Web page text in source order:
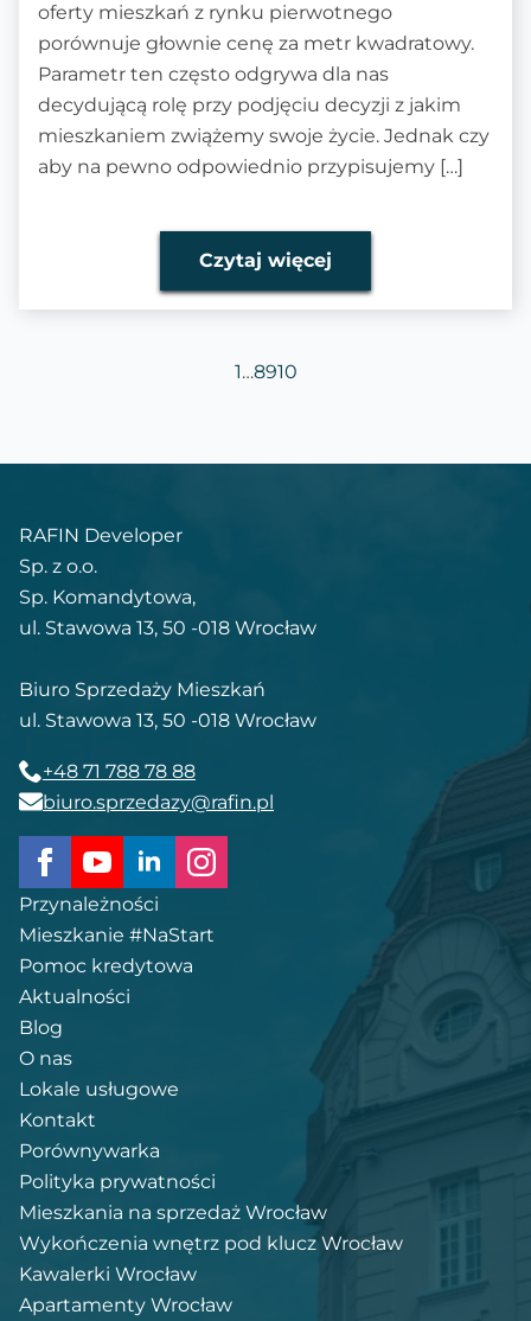
oferty mieszkań z rynku pierwotnego
porównuje głownie cenę za metr kwadratowy.
Parametr ten często odgrywa dla nas
decydującą rolę przy podjęciu decyzji z jakim
mieszkaniem zwiążemy swoje życie. Jednak czy
aby na pewno odpowiednio przypisujemy […]
Czytaj więcej
1…8910
RAFIN Developer
Sp. z o.o.
Sp. Komandytowa,
ul. Stawowa 13, 50 -018 Wrocław
Biuro Sprzedaży Mieszkań
ul. Stawowa 13, 50 -018 Wrocław
+48 71 788 78 88
biuro.sprzedazy@rafin.pl
Przynależności
Mieszkanie #NaStart
Pomoc kredytowa
Aktualności
Blog
O nas
Lokale usługowe
Kontakt
Porównywarka
Polityka prywatności
Mieszkania na sprzedaż Wrocław
Wykończenia wnętrz pod klucz Wrocław
Kawalerki Wrocław
Apartamenty Wrocław